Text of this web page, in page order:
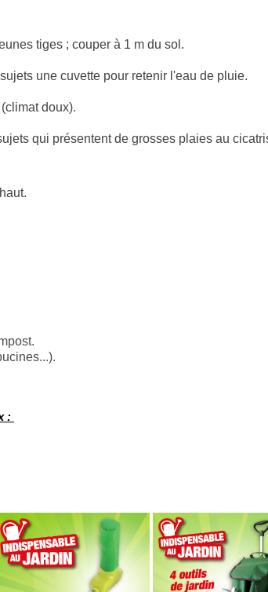
tiges ; couper à 1 m du sol.
une cuvette pour retenir l'eau de pluie.
doux).
qui présentent de grosses plaies au
: